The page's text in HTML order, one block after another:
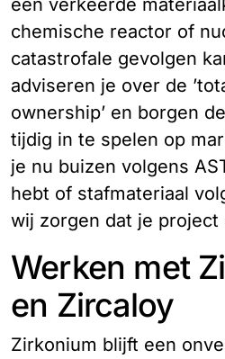
chemische reactor of
catastrofale gevolgen
adviseren je over de
ownership’ en borgen
tijdig in te spelen op
je nu buizen volgens
hebt of stafmateriaal
wij zorgen dat je project
Werken met
en Zircaloy
Zirkonium blijft een